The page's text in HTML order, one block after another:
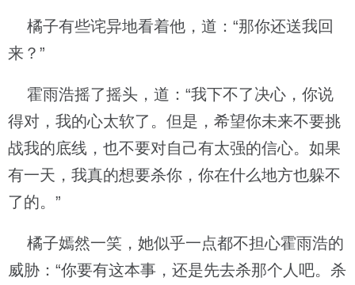
橘子有些诧异地看着他，道：“那你还送我回
来？”
霍雨浩摇了摇头，道：“我下不了决心，你说
得对，我的心太软了。但是，希望你未来不要挑
战我的底线，也不要对自己有太强的信心。如果
有一天，我真的想要杀你，你在什么地方也躲不
了的。”
橘子嫣然一笑，她似乎一点都不担心霍雨浩的
威胁：“你要有这本事，还是先去杀那个人吧。杀